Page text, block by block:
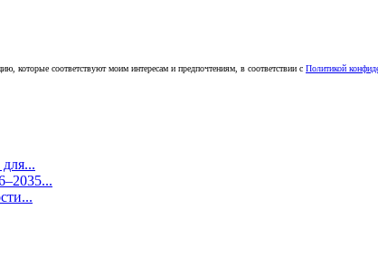
которые соответствуют моим интересам и предпочтениям, в соответствии с Политикой